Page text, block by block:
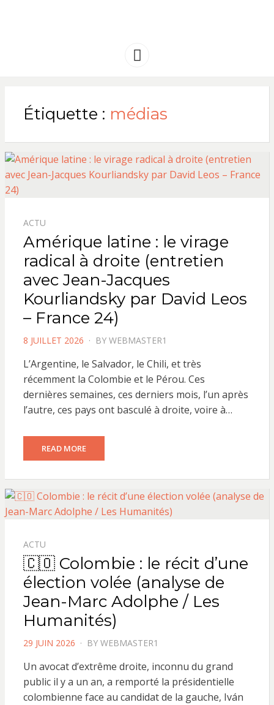
AMERIQUE
Menu
Étiquette : médias
ACTU
Amérique latine : le virage
radical à droite (entretien
avec Jean-Jacques
Kourliandsky par David Leos
– France 24)
POSTED
8 JUILLET 2026 BY WEBMASTER1
L’Argentine, le Salvador, le Chili, et très
récemment la Colombie et le Pérou. Ces
dernières semaines, ces derniers mois, l’un après
l’autre, ces pays ont basculé à droite, voire à…
READ MORE
ACTU
🇨🇴 Colombie : le récit d’une
élection volée (analyse de
Jean-Marc Adolphe / Les
Humanités)
POSTED
29 JUIN 2026 BY WEBMASTER1
Un avocat d’extrême droite, inconnu du grand
public il y a un an, a remporté la présidentielle
colombienne face au candidat de la gauche, Iván